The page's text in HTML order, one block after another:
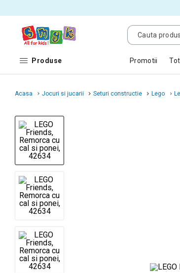
Produse Promotii
Acasa Jocuri si jucarii Seturi constructie Lego